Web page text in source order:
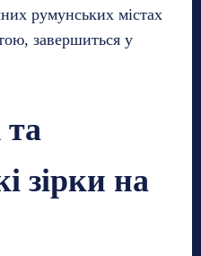
румунських містах
завершиться у
зірки на